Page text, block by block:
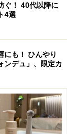
ラーシャンプ
抜群。しっか
の2色（画像
のもありです
いという時の
シャンプーを泡
分置き、その
ぐ！ 40代以降に
4選
にも！ ひんやり
ンデュ」、限定カ